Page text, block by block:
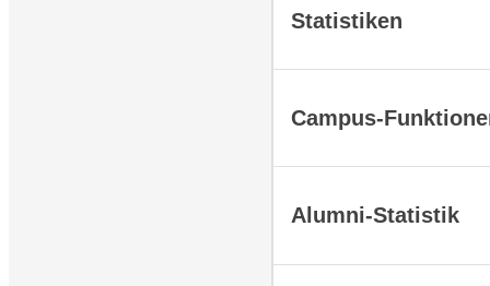
Statistiken
Campus-
Alumni-Statistik